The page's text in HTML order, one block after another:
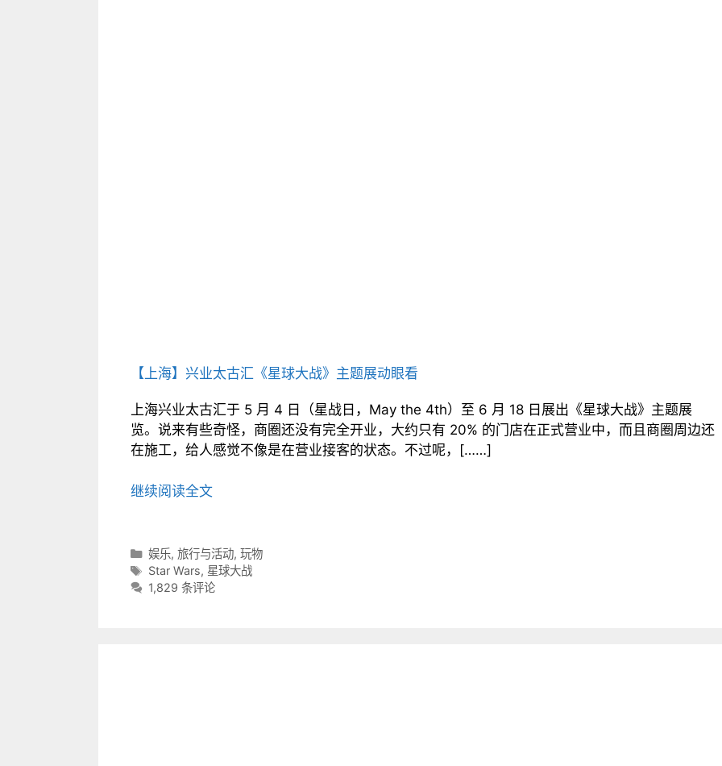
【上海】兴业太古汇《星球大战》主题展动眼看
上海兴业太古汇于 5 月 4 日（星战日，May the 4th）至 6 月 18 日展出《星球大战》主题展
览。说来有些奇怪，商圈还没有完全开业，大约只有 20% 的门店在正式营业中，而且商圈周边还
在施工，给人感觉不像是在营业接客的状态。不过呢，[……]
继续阅读全文
分
类
目
娱乐, 旅行与活动, 玩物
标
签
Star Wars, 星球大战
1,829 条评论